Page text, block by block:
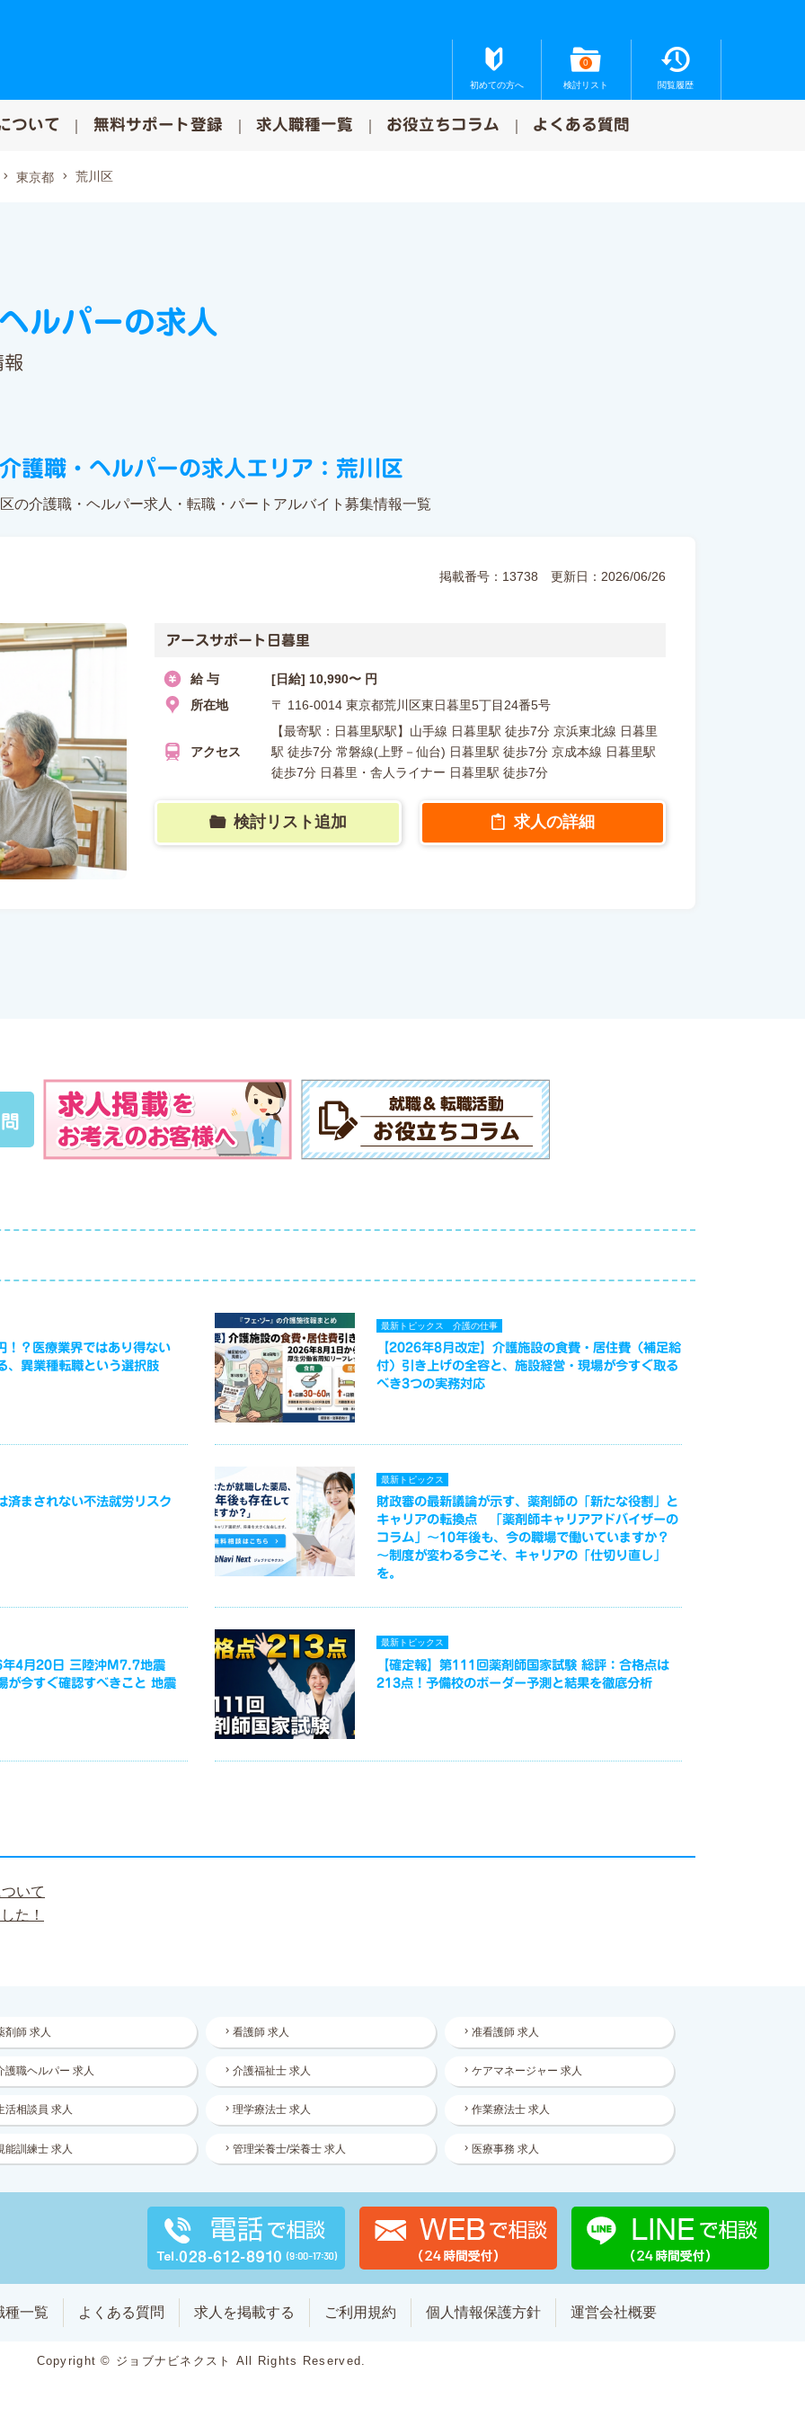
初めての方へ
0
検討リスト 閲覧履歴
ついて 無料サポート登録 求人職種一覧 お役立ちコラム よくある質問
東京都 荒川区
ルパーの求人
報
介護職・ヘルパーの求人エリア：荒川区
の介護職・ヘルパー求人・転職・パートアルバイト募集情報一覧
掲載番号：13738 更新日：2026/06/26
アースサポート日暮里
給 与
[日給] 10,990〜 円
所在地
〒 116-0014 東京都荒川区東日暮里5丁目24番5号
アクセス
【最寄駅：日暮里駅駅】山手線 日暮里駅 徒歩7分 京浜東北線 日暮里
駅 徒歩7分 常磐線(上野－仙台) 日暮里駅 徒歩7分 京成本線 日暮里駅
徒歩7分 日暮里・舎人ライナー 日暮里駅 徒歩7分
検討リスト追加 求人の詳細
！？医療業界ではあり得ない
、異業種転職という選択肢
最新トピックス 介護の仕事
【2026年8月改定】介護施設の食費・居住費（補足給
付）引き上げの全容と、施設経営・現場が今すぐ取る
べき3つの実務対応
済まされない不法就労リスク
最新トピックス
財政審の最新議論が示す、薬剤師の「新たな役割」と
キャリアの転換点 「薬剤師キャリアアドバイザーの
コラム」～10年後も、今の職場で働いていますか？
～制度が変わる今こそ、キャリアの「仕切り直し」
を。
4月20日 三陸沖M7.7地震
今すぐ確認すべきこと 地震
最新トピックス
【確定報】第111回薬剤師国家試験 総評：合格点は
213点！予備校のボーダー予測と結果を徹底分析
いて
た！
剤師 求人 看護師 求人 准看護師 求人
護職ヘルパー 求人 介護福祉士 求人 ケアマネージャー 求人
活相談員 求人 理学療法士 求人 作業療法士 求人
能訓練士 求人 管理栄養士/栄養士 求人 医療事務 求人
種一覧 よくある質問 求人を掲載する ご利用規約 個人情報保護方針 運営会社概要
Copyright © ジョブナビネクスト All Rights Reserved.